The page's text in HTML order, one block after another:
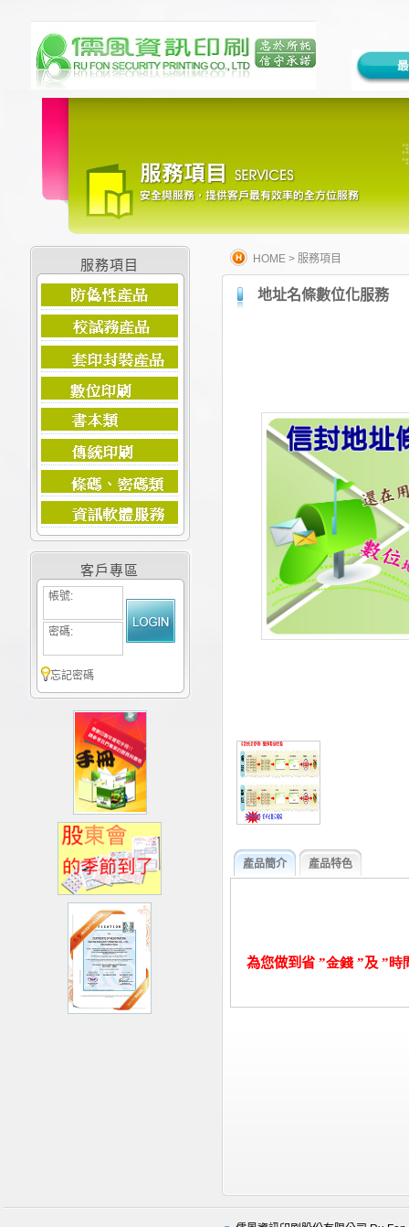
服務項目
客戶專區
帳號:
密碼:
忘記密碼
HOME > 服務項目
地址名條數位化服務
產品簡介 產品特色
為您做到省 ”金錢 ”及 ”時